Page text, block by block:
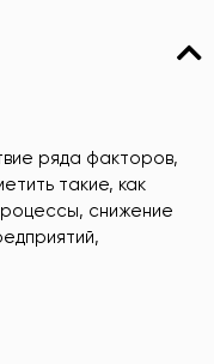
ряда факторов,
такие, как
снижение